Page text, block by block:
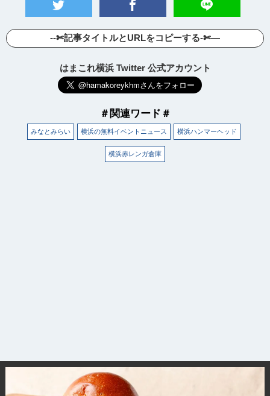
--✄記事タイトルとURLをコピーする-✄—
はまこれ横浜 Twitter 公式アカウント
＃関連ワード＃
みなとみらい 横浜の無料イベントニュース 横浜ハンマーヘッド
横浜赤レンガ倉庫